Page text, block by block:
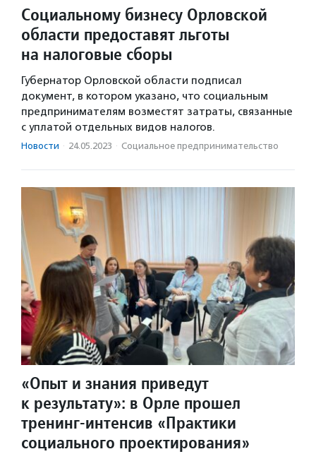
Социальному бизнесу Орловской
области предоставят льготы
на налоговые сборы
Губернатор Орловской области подписал
документ, в котором указано, что социальным
предпринимателям возместят затраты, связанные
с уплатой отдельных видов налогов.
Новости · 24.05.2023 · Социальное предпри­нима­тель­ство
«Опыт и знания приведут
к результату»: в Орле прошел
тренинг-интенсив «Практики
социального проектирования»